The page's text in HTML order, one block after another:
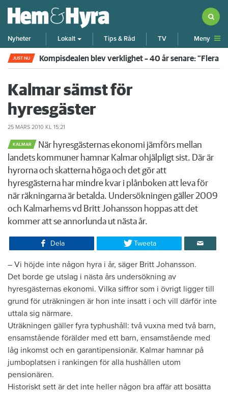
Nyheter Lokalt Tips & Råd TV Meny
JUST NU Kompisdealen blev verklighet – 40 år senare: "Flera
Kalmar sämst för
hyresgäster
25 MARS 2010 KL 15:21
KALMAR
När hyresgästernas ekonomi jämförs mellan
landets kommuner hamnar Kalmar ohjälpligt sist. Där är
hyrorna och skatterna höga och det gör att
hyresgästerna har mindre kvar i plånboken att leva för
när räkningarna är betalda. Undersökningen gäller 2009
och Kalmarhems vd Britt Johansson hoppas att det
kommer att se annorlunda ut nästa år.
Dela Tweeta
– Vi höjde inte någon hyra i år, säger Britt Johansson.
Det borde ge utslag i nästa års undersökning av
hyresgästernas ekonomi. Vilka siffror som i övrigt ligger till
grund för uträkningen är hon inte insatt i och vill därför inte
uttala sig närmare.
Uträkningen gäller fyra typhushåll: två vuxna med två barn,
ensamstående förälder med ett barn, ensamstående med
låg inkomst och en garantipensionär. Kalmar hamnar på
jumboplatsen i rankingen för alla hushållen utom
pensionären.
Historiskt sett är det inte heller någon bra affär att bosätta